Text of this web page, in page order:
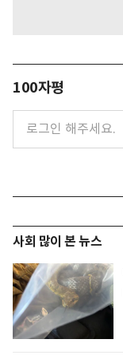
100자평
사회 많이 본 뉴스